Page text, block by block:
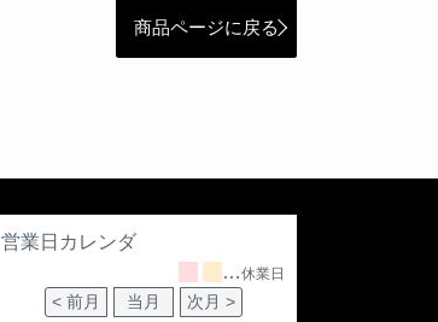
商品ページに戻る
営業日カレンダ
…休業日